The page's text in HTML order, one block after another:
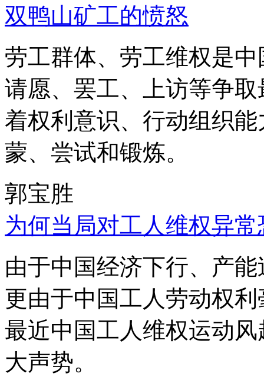
双鸭山矿工的愤怒
劳工群体、劳工维权是
请愿、罢工、上访等争
着权利意识、行动组织
蒙、尝试和锻炼。
郭宝胜
为何当局对工人维权异
由于中国经济下行、产
更由于中国工人劳动权
最近中国工人维权运动
大声势。